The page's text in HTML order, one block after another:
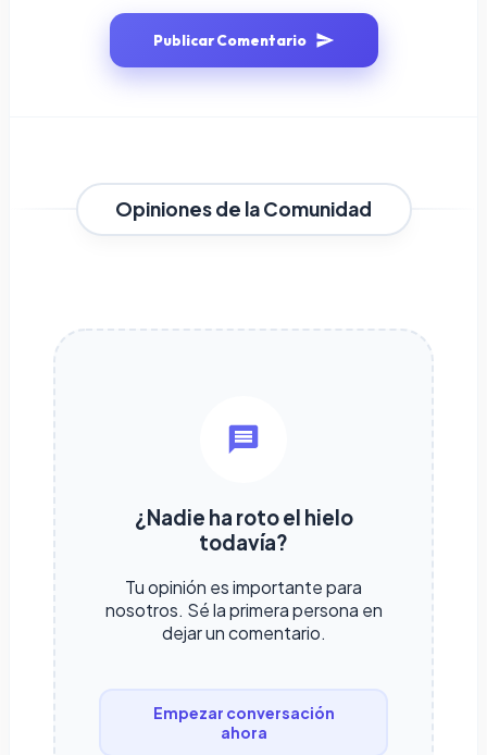
Publicar Comentario
Opiniones de la Comunidad
¿Nadie ha roto el hielo
todavía?
Tu opinión es importante para
nosotros. Sé la primera persona en
dejar un comentario.
Empezar conversación
ahora